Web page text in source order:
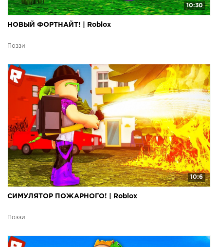
10:30
НОВЫЙ ФОРТНАЙТ! | Roblox
Поззи
10:6
СИМУЛЯТОР ПОЖАРНОГО! | Roblox
Поззи